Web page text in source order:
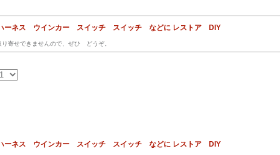
ネス ウインカー スイッチ スイッチ などに レストア DIY
寄せできませんので、ぜひ どうぞ。
ネス ウインカー スイッチ スイッチ などに レストア DIY